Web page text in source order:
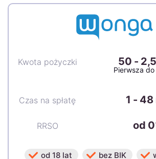
Kwota pożyczki
Czas na spłatę
RRSO
50 -
Pierwsza do
1 - 48
od
od 18 lat bez BIK